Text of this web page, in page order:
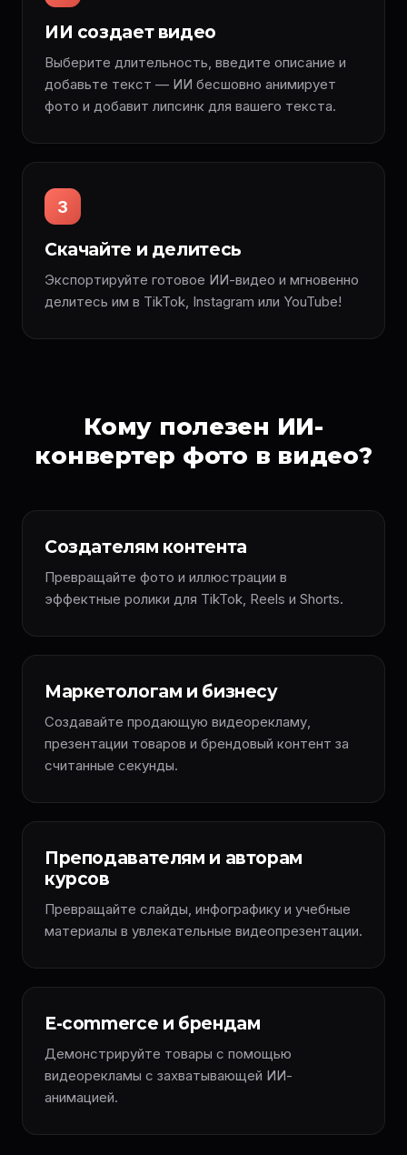
ИИ создает видео
Выберите длительность, введите описание и
добавьте текст — ИИ бесшовно анимирует
фото и добавит липсинк для вашего текста.
3
Скачайте и делитесь
Экспортируйте готовое ИИ-видео и мгновенно
делитесь им в TikTok, Instagram или YouTube!
Кому полезен ИИ-
конвертер фото в видео?
Создателям контента
Превращайте фото и иллюстрации в
эффектные ролики для TikTok, Reels и Shorts.
Маркетологам и бизнесу
Создавайте продающую видеорекламу,
презентации товаров и брендовый контент за
считанные секунды.
Преподавателям и авторам
курсов
Превращайте слайды, инфографику и учебные
материалы в увлекательные видеопрезентации.
E-commerce и брендам
Демонстрируйте товары с помощью
видеорекламы с захватывающей ИИ-
анимацией.